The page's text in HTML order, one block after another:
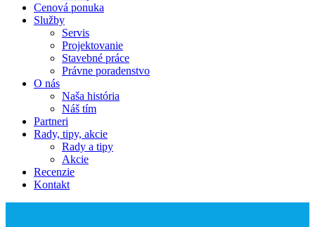
Cenová ponuka
Služby
Servis
Projektovanie
Stavebné práce
Právne poradenstvo
O nás
Naša história
Náš tím
Partneri
Rady, tipy, akcie
Rady a tipy
Akcie
Recenzie
Kontakt